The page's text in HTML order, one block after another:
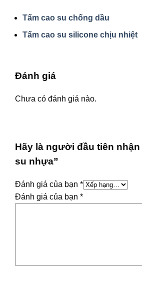
Tấm cao su chống dầu
Tấm cao su silicone chịu nhiệt
Đánh giá
Chưa có đánh giá nào.
Hãy là người đầu tiên nhận
su nhựa”
Đánh giá của bạn *
Đánh giá của bạn *